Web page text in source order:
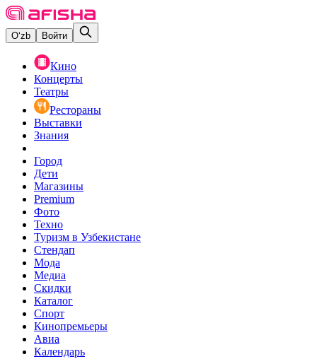
O‘zb Войти
Кино
Концерты
Театры
Рестораны
Выставки
Знания
Город
Дети
Магазины
Premium
Фото
Техно
Туризм в Узбекистане
Стендап
Мода
Медиа
Скидки
Каталог
Спорт
Кинопремьеры
Авиа
Календарь